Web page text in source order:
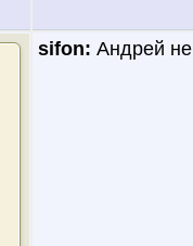
sifon: Андрей